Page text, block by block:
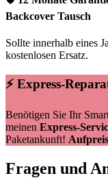
Backcover Tausch
Sollte innerhalb eines
kostenlosen Ersatz.
⚡ Express-
Benötigen Sie Ihr
meinen Express-
Paketankunft!
Fragen und